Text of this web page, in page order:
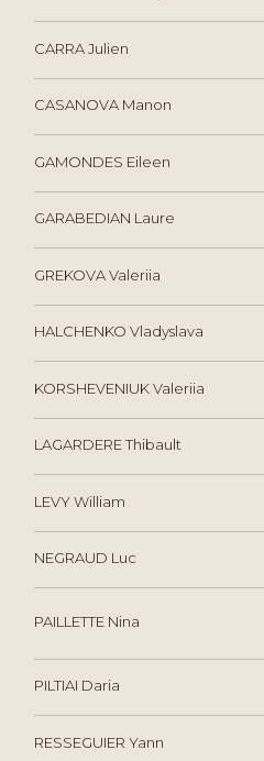
CARRA Julien
CASANOVA Manon
GAMONDES Eileen
GARABEDIAN Laure
GREKOVA Valeriia
HALCHENKO Vladyslava
KORSHEVENIUK Valeriia
LAGARDERE Thibault
LEVY William
NEGRAUD Luc
PAILLETTE Nina
PILTIAI Daria
RESSEGUIER Yann